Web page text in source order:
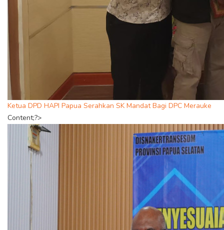
Ketua DPD HAPI Papua Serahkan SK Mandat Bagi DPC Merauke
Content;?>